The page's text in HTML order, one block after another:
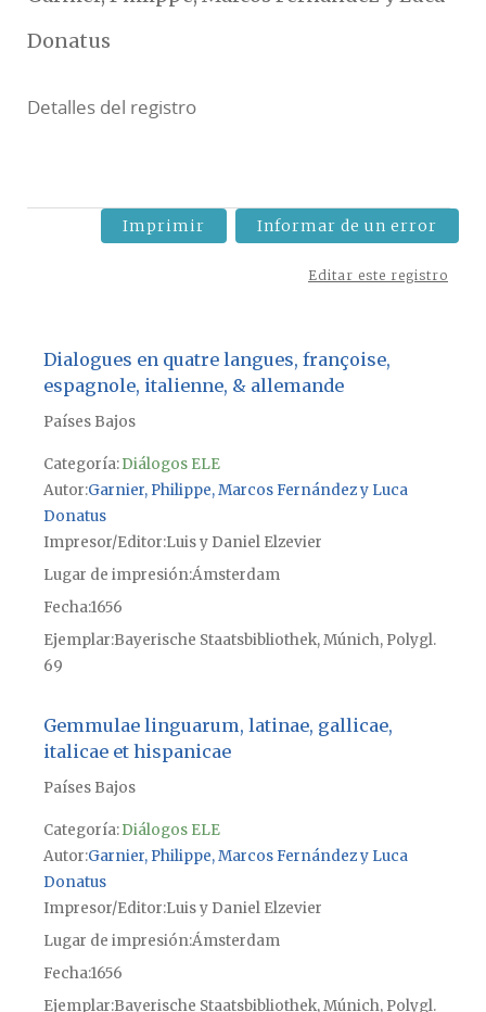
Donatus
Detalles del registro
Imprimir Informar de un error
Editar este registro
Dialogues en quatre langues, françoise,
espagnole, italienne, & allemande
Países Bajos
Categoría:Diálogos ELE
Autor Garnier, Philippe, Marcos Fernández y Luca
Donatus
Impresor/Editor Luis y Daniel Elzevier
Lugar de impresiónÁmsterdam
Fecha1656
Ejemplar Bayerische Staatsbibliothek, Múnich, Polygl.
69
Gemmulae linguarum, latinae, gallicae,
italicae et hispanicae
Países Bajos
Categoría:Diálogos ELE
Autor Garnier, Philippe, Marcos Fernández y Luca
Donatus
Impresor/Editor Luis y Daniel Elzevier
Lugar de impresiónÁmsterdam
Fecha1656
Ejemplar Bayerische Staatsbibliothek, Múnich, Polygl.